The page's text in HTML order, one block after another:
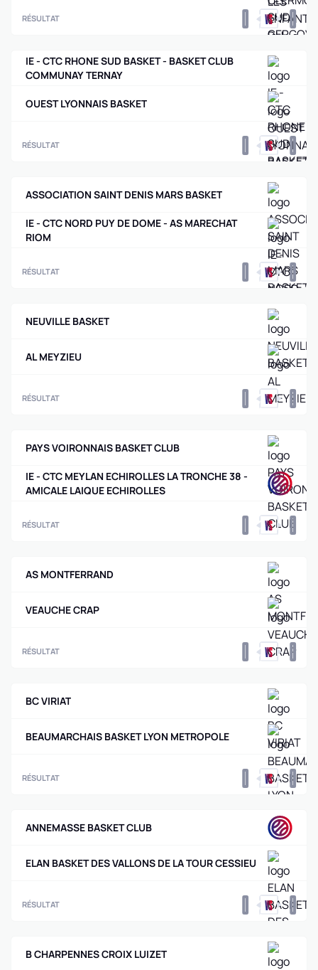
RÉSULTAT 0 0
IE - CTC RHONE SUD BASKET - BASKET CLUB
COMMUNAY TERNAY
OUEST LYONNAIS BASKET
RÉSULTAT 0 0
ASSOCIATION SAINT DENIS MARS BASKET
IE - CTC NORD PUY DE DOME - AS MARECHAT
RIOM
RÉSULTAT 0 0
NEUVILLE BASKET
AL MEYZIEU
RÉSULTAT 0 0
PAYS VOIRONNAIS BASKET CLUB
IE - CTC MEYLAN ECHIROLLES LA TRONCHE 38 -
AMICALE LAIQUE ECHIROLLES
RÉSULTAT 0 0
AS MONTFERRAND
VEAUCHE CRAP
RÉSULTAT 0 0
BC VIRIAT
BEAUMARCHAIS BASKET LYON METROPOLE
RÉSULTAT 0 0
ANNEMASSE BASKET CLUB
ELAN BASKET DES VALLONS DE LA TOUR CESSIEU
RÉSULTAT 0 0
B CHARPENNES CROIX LUIZET